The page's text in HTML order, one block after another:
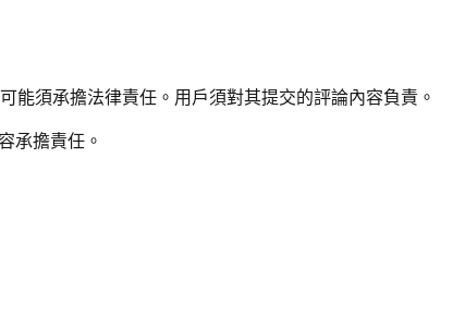
能須承擔法律責任。用戶須對其提交的評論內容負責。
承擔責任。